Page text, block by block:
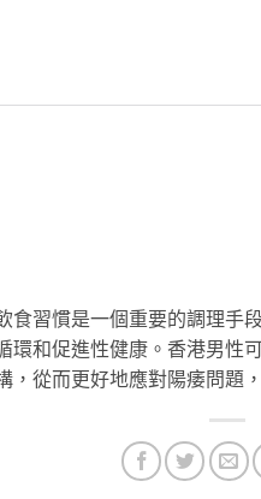
食習慣是一個重要的調理手
環和促進性健康。香港男性
，從而更好地應對陽痿問題